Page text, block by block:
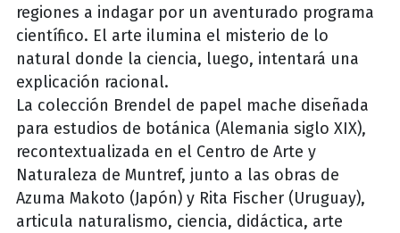
regiones a indagar por un aventurado programa
científico. El arte ilumina el misterio de lo
natural donde la ciencia, luego, intentará una
explicación racional.
La colección Brendel de papel mache diseñada
para estudios de botánica (Alemania siglo XIX),
recontextualizada en el Centro de Arte y
Naturaleza de Muntref, junto a las obras de
Azuma Makoto (Japón) y Rita Fischer (Uruguay),
articula naturalismo, ciencia, didáctica, arte